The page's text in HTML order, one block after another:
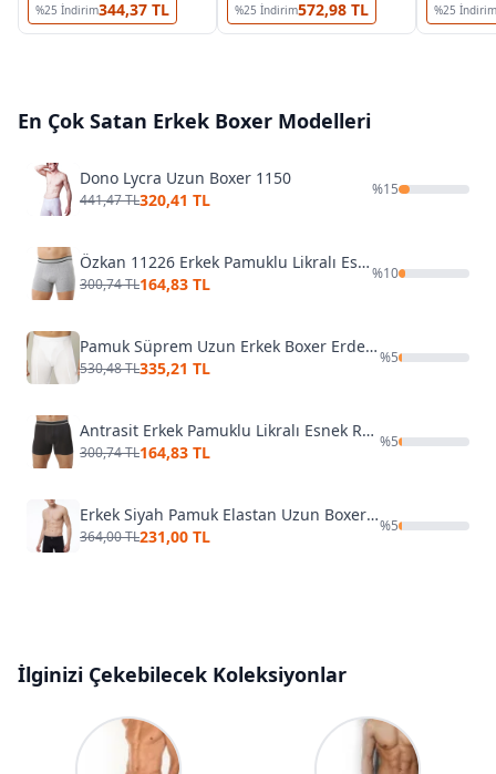
%25 İndirim344,37 TL %25 İndirim572,98 TL %25 İndirim
En Çok Satan Erkek Boxer Modelleri
Dono Lycra Uzun Boxer 1150
441,47 TL320,41 TL
%15
Özkan 11226 Erkek Pamuklu Likralı Esnek Rahat Boxer Gri Şort
300,74 TL164,83 TL
%10
Pamuk Süprem Uzun Erkek Boxer Erdem 1416
530,48 TL335,21 TL
%5
Antrasit Erkek Pamuklu Likralı Esnek Rahat Boxer Özkan 11226
300,74 TL164,83 TL
%5
Erkek Siyah Pamuk Elastan Uzun Boxer Malabadi 073
364,00 TL231,00 TL
%5
İlginizi Çekebilecek Koleksiyonlar